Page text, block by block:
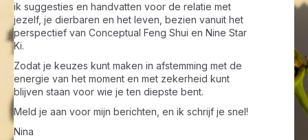
ik suggesties en handvatten voor de relatie met
jezelf, je dierbaren en het leven, bezien vanuit het
perspectief van Conceptual Feng Shui en Nine Star
Ki.
Zodat je keuzes kunt maken in afstemming met de
energie van het moment en met zekerheid kunt
blijven staan voor wie je ten diepste bent.
Meld je aan voor mijn berichten, en ik schrijf je snel!
Nina